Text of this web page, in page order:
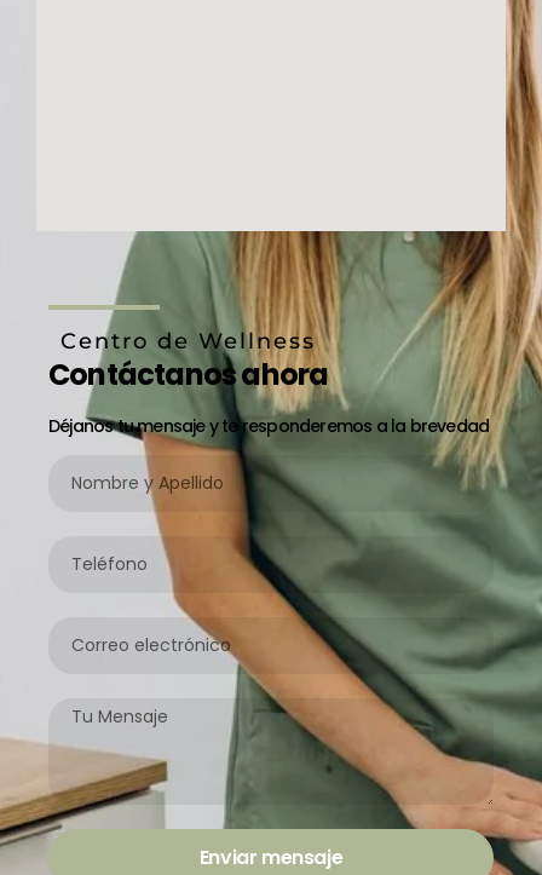
Centro de Wellness
Contáctanos ahora
Déjanos tu mensaje y te responderemos a la brevedad
electrónico
Mensaje
Enviar mensaje